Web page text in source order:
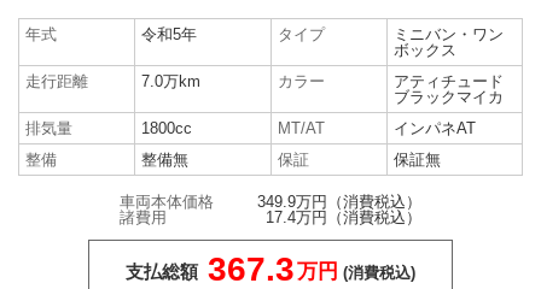
年式 令和5年 タイプ
ミニバン・ワン
ボックス
走行距離
7.0万km カラー
アティチュード
ブラックマイカ
排気量
1800cc MT/AT
インパネAT
整備
整備無 保証 保証無
車両本体価格 349.9万円 （消費税込）
諸費用
17.4万円 （消費税込）
支払総額 367.3万円 (消費税込)